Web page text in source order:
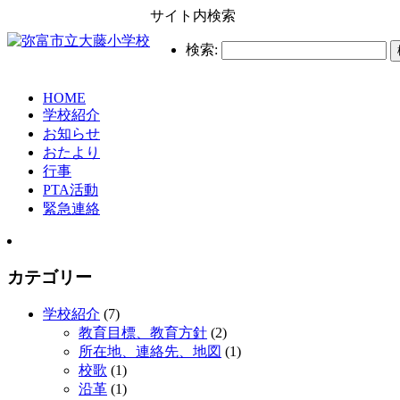
サイト内検索
検索:
HOME
学校紹介
お知らせ
おたより
行事
PTA活動
緊急連絡
カテゴリー
学校紹介 (7)
教育目標、教育方針 (2)
所在地、連絡先、地図 (1)
校歌 (1)
沿革 (1)